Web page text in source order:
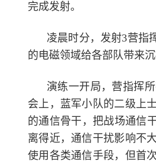
完成发射。
凌晨时分，发射3营指
的电磁领域给各部队带来沉
演练一开局，营指挥
会上，蓝军小队的二级上
的通信骨干，把战场通信
离得近，通信干扰影响不
使用各类通信手段，但首